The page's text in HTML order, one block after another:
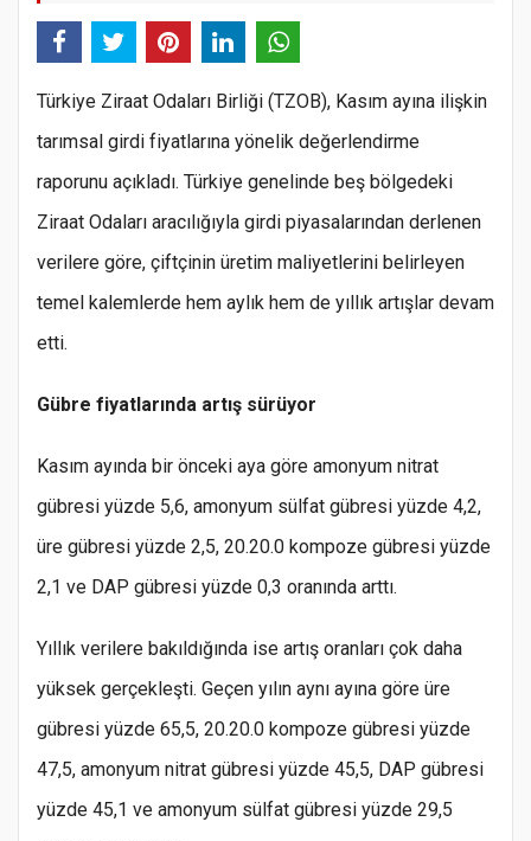
Türkiye Ziraat Odaları Birliği (TZOB), Kasım ayına ilişkin
tarımsal girdi fiyatlarına yönelik değerlendirme
raporunu açıkladı. Türkiye genelinde beş bölgedeki
Ziraat Odaları aracılığıyla girdi piyasalarından derlenen
verilere göre, çiftçinin üretim maliyetlerini belirleyen
temel kalemlerde hem aylık hem de yıllık artışlar devam
etti.
Gübre fiyatlarında artış sürüyor
Kasım ayında bir önceki aya göre amonyum nitrat
gübresi yüzde 5,6, amonyum sülfat gübresi yüzde 4,2,
üre gübresi yüzde 2,5, 20.20.0 kompoze gübresi yüzde
2,1 ve DAP gübresi yüzde 0,3 oranında arttı.
Yıllık verilere bakıldığında ise artış oranları çok daha
yüksek gerçekleşti. Geçen yılın aynı ayına göre üre
gübresi yüzde 65,5, 20.20.0 kompoze gübresi yüzde
47,5, amonyum nitrat gübresi yüzde 45,5, DAP gübresi
yüzde 45,1 ve amonyum sülfat gübresi yüzde 29,5